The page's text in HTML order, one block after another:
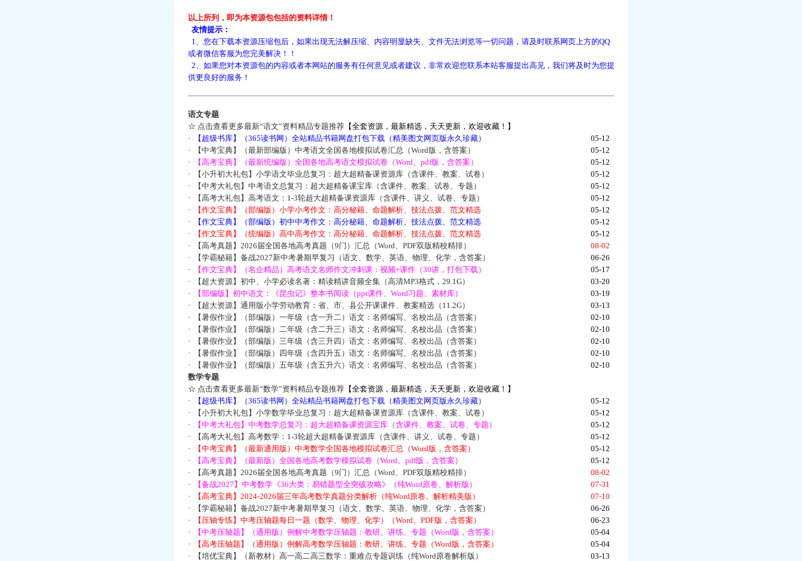
以上所列，即为本资源包包括的资料详情！
友情提示：
1、您在下载本资源压缩包后，如果出现无法解压缩、内容明显缺失、文件无法浏览等一切问题，请及时联系网页上方的QQ
或者微信客服为您完美解决！！
2、如果您对本资源包的内容或者本网站的服务有任何意见或者建议，非常欢迎您联系本站客服提出高见，我们将及时为您提
供更良好的服务！
语文专题
☆ 点击查看更多最新“语文”资料精品专题推荐【全套资源，最新精选，天天更新，欢迎收藏！】
·
【超级书库】（365读书网）全站精品书籍网盘打包下载（精美图文网页版永久珍藏）
05-12
·
【中考宝典】（最新部编版）中考语文全国各地模拟试卷汇总（Word版，含答案）
05-12
·
【高考宝典】（最新统编版）全国各地高考语文模拟试卷（Word、pdf版，含答案）
05-12
·
【小升初大礼包】小学语文毕业总复习：超大超精备课资源库（含课件、教案、试卷）
05-12
·
【中考大礼包】中考语文总复习：超大超精备课宝库（含课件、教案、试卷、专题）
05-12
·
【高考大礼包】高考语文：1-3轮超大超精备课资源库（含课件、讲义、试卷、专题）
05-12
·
【作文宝典】（部编版）小学小考作文：高分秘籍、命题解析、技法点拨、范文精选
05-12
·
【作文宝典】（部编版）初中中考作文：高分秘籍、命题解析、技法点拨、范文精选
05-12
·
【作文宝典】（统编版）高中高考作文：高分秘籍、命题解析、技法点拨、范文精选
05-12
·
【高考真题】2026届全国各地高考真题（9门）汇总（Word、PDF双版精校精排）
08-02
·
【学霸秘籍】备战2027新中考暑期早复习（语文、数学、英语、物理、化学，含答案）
06-26
·
【作文宝典】（名企精品）高考语文名师作文冲刺课：视频+课件（30讲，打包下载）
05-17
·
【超大资源】初中、小学必读名著：精读精讲音频全集（高清MP3格式，29.1G）
03-20
·
【部编版】初中语文：《昆虫记》整本书阅读（ppt课件、Word习题、素材库）
03-19
·
【超大资源】通用版小学劳动教育：省、市、县公开课课件、教案精选（11.2G）
03-13
·
【暑假作业】（部编版）一年级（含一升二）语文：名师编写、名校出品（含答案）
02-10
·
【暑假作业】（部编版）二年级（含二升三）语文：名师编写、名校出品（含答案）
02-10
·
【暑假作业】（部编版）三年级（含三升四）语文：名师编写、名校出品（含答案）
02-10
·
【暑假作业】（部编版）四年级（含四升五）语文：名师编写、名校出品（含答案）
02-10
·
【暑假作业】（部编版）五年级（含五升六）语文：名师编写、名校出品（含答案）
02-10
数学专题
☆ 点击查看更多最新“数学”资料精品专题推荐【全套资源，最新精选，天天更新，欢迎收藏！】
·
【超级书库】（365读书网）全站精品书籍网盘打包下载（精美图文网页版永久珍藏）
05-12
·
【小升初大礼包】小学数学毕业总复习：超大超精备课资源库（含课件、教案、试卷）
05-12
·
【中考大礼包】中考数学总复习：超大超精备课资源宝库（含课件、教案、试卷、专题）
05-12
·
【高考大礼包】高考数学：1-3轮超大超精备课资源库（含课件、讲义、试卷、专题）
05-12
·
【中考宝典】（最新通用版）中考数学全国各地模拟试卷汇总（Word版，含答案）
05-12
·
【高考宝典】（最新版）全国各地高考数学模拟试卷（Word、pdf版，含答案）
05-12
·
【高考真题】2026届全国各地高考真题（9门）汇总（Word、PDF双版精校精排）
08-02
·
【备战2027】中考数学《36大类：易错题型全突破攻略》（纯Word原卷、解析版）
07-31
·
【高考宝典】2024-2026届三年高考数学真题分类解析（纯Word原卷、解析精美版）
07-10
·
【学霸秘籍】备战2027新中考暑期早复习（语文、数学、英语、物理、化学，含答案）
06-26
·
【压轴专练】中考压轴题每日一题（数学、物理、化学）（Word、PDF版，含答案）
06-23
·
【中考压轴题】（通用版）例解中考数学压轴题：教研、讲练、专题（Word版，含答案）
05-04
·
【高考压轴题】（通用版）例解高考数学压轴题：教研、讲练、专题（Word版，含答案）
05-04
·
【培优宝典】（新教材）高一高二高三数学：重难点专题训练（纯Word原卷解析版）
03-13